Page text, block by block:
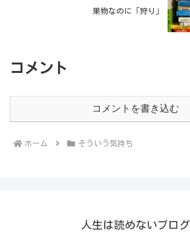
果物なのに「狩り」
コメント
コメントを書き込む
ホーム そういう気持ち
人生は読めないブログ